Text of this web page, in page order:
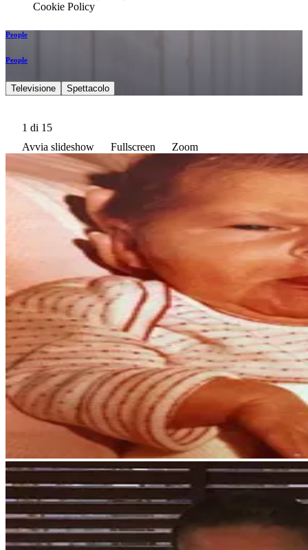
Cookie Policy
People
People
Televisione Spettacolo
1 di 15
Avvia slideshow
Fullscreen Zoom